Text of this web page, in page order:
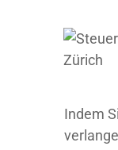
Indem